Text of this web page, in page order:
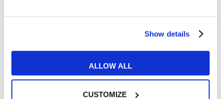
Show details
ALLOW ALL
CUSTOMIZE
Ti è piaciuto l'articolo?